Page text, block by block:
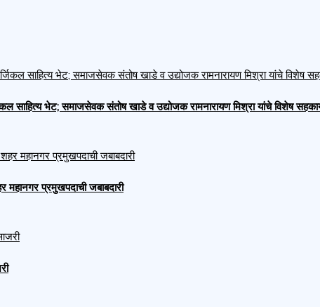
भेट; समाजसेवक संतोष खाडे व उद्योजक रामनारायण मिश्रा यांचे विशेष
महानगर प्रमुखपदाची जबाबदारी